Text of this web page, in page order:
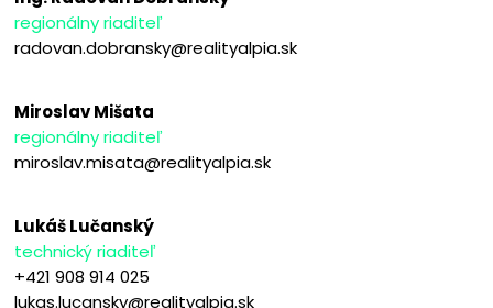
regionálny riaditeľ
radovan.dobransky@realityalpia.sk
Miroslav Mišata
regionálny riaditeľ
miroslav.misata@realityalpia.sk
Lukáš Lučanský
technický riaditeľ
+421 908 914 025
lukas.lucansky@realityalpia.sk